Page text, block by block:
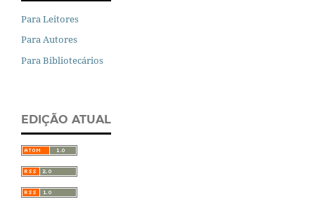
Para Leitores
Para Autores
Para Bibliotecários
EDIÇÃO ATUAL